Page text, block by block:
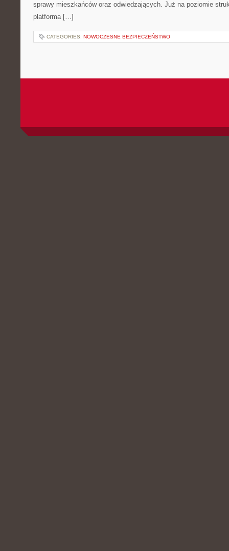
sprawy mieszkańców oraz odwiedzających. Już na poziomie
platforma […]
CATEGORIES: NOWOCZESNE BEZPIECZEŃSTWO